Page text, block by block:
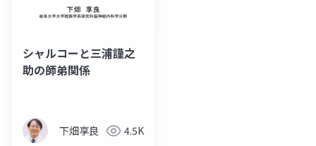
シャルコーと三浦謹之
助の師弟関係
下畑享良 4.5K